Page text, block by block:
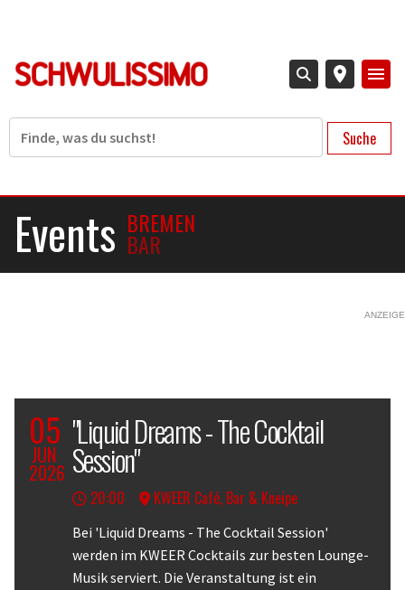
Suche
Events BREMEN
BAR
ANZEIGE
05
JUN
2026
"Liquid Dreams - The Cocktail
Session"
20:00 KWEER Café, Bar & Kneipe
Body
Bei 'Liquid Dreams - The Cocktail Session'
werden im KWEER Cocktails zur besten Lounge-
Musik serviert. Die Veranstaltung ist ein